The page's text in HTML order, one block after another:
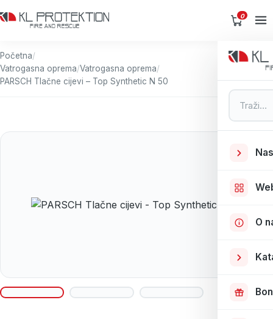
0
Pretraga
O
Početna/
Vatrogasna oprema/Vatrogasna oprema/
PARSCH Tlačne cijevi – Top Synthetic N 50